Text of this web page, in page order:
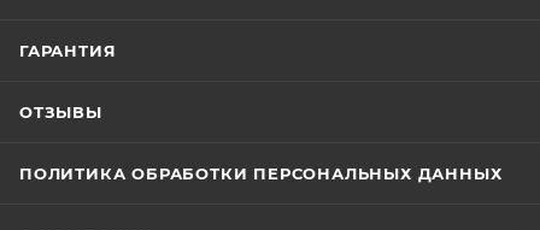
ГАРАНТИЯ
ОТЗЫВЫ
ПОЛИТИКА ОБРАБОТКИ ПЕРСОНАЛЬНЫХ ДАННЫХ